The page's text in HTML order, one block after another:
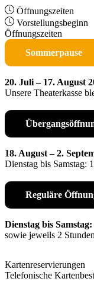
Öffnungszeiten
Vorstellungsbeginn
Öffnungszeiten
Sommerpause
20. Juli – 17. August
Unsere Theaterkasse
18. August – 2.
Dienstag bis Samstag:
Reguläre
Dienstag bis
sowie jeweils 2
Kartenreservierungen
Telefonische